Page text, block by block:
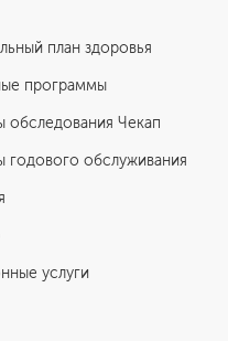
план здоровья
программы
обследования Чекап
годового обслуживания
услуги